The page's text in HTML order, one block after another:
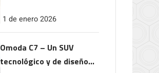
1 de enero 2026
Omoda C7 – Un SUV
tecnológico y de diseño